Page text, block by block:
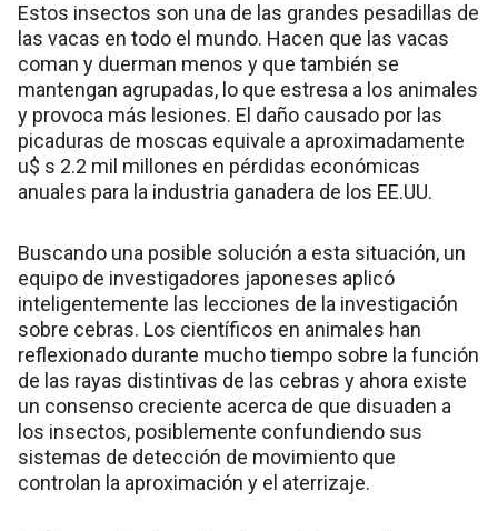
Estos insectos son una de las grandes pesadillas de
las vacas en todo el mundo. Hacen que las vacas
coman y duerman menos y que también se
mantengan agrupadas, lo que estresa a los animales
y provoca más lesiones. El daño causado por las
picaduras de moscas equivale a aproximadamente
u$ s 2.2 mil millones en pérdidas económicas
anuales para la industria ganadera de los EE.UU.
Buscando una posible solución a esta situación, un
equipo de investigadores japoneses aplicó
inteligentemente las lecciones de la investigación
sobre cebras. Los científicos en animales han
reflexionado durante mucho tiempo sobre la función
de las rayas distintivas de las cebras y ahora existe
un consenso creciente acerca de que disuaden a
los insectos, posiblemente confundiendo sus
sistemas de detección de movimiento que
controlan la aproximación y el aterrizaje.